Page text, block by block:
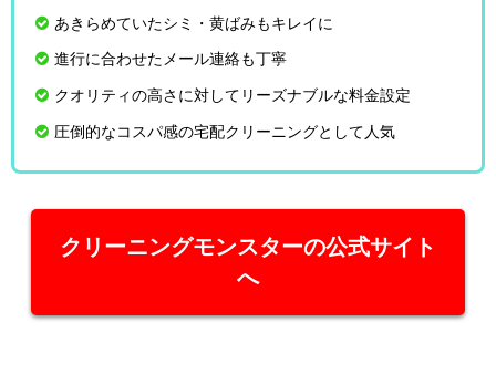
あきらめていたシミ・黄ばみもキレイに
進行に合わせたメール連絡も丁寧
クオリティの高さに対してリーズナブルな料金設定
圧倒的なコスパ感の宅配クリーニングとして人気
クリーニングモンスターの公式サイト
へ